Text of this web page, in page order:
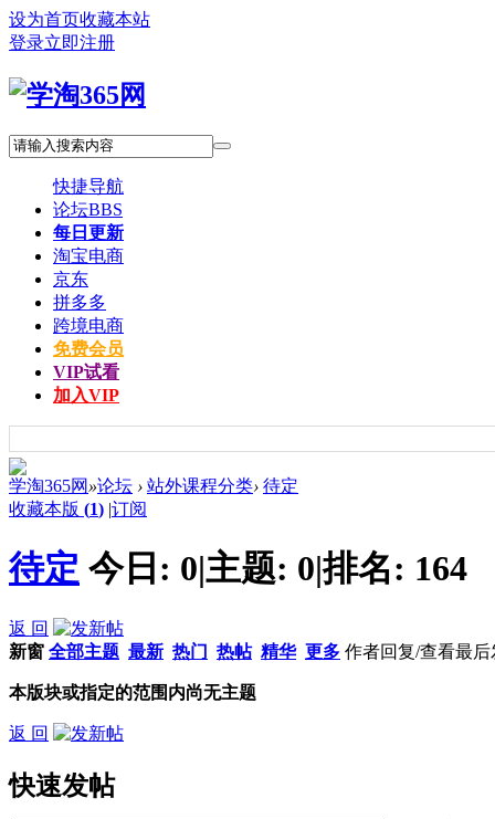
设为首页收藏本站
登录立即注册
快捷导航
论坛BBS
每日更新
淘宝电商
京东
拼多多
跨境电商
免费会员
VIP试看
加入VIP
学淘365网 »论坛 › 站外课程分类› 待定
收藏本版 (1) |订阅
待定 今日: 0|主题: 0|排名: 164
返 回
新窗 全部主题 最新 热门 热帖 精华 更多 作者回复/查看最后
本版块或指定的范围内尚无主题
返 回
快速发帖